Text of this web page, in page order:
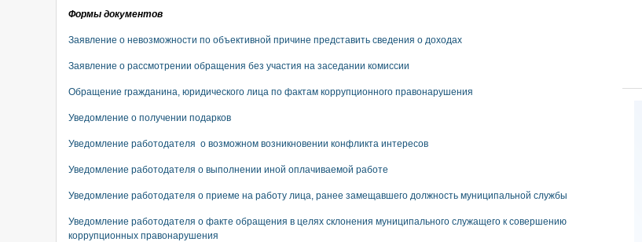
Формы документов
Заявление о невозможности по объективной причине представить сведения о доходах
Заявление о рассмотрении обращения без участия на заседании комиссии
Обращение гражданина, юридического лица по фактам коррупционного правонарушения
Уведомление о получении подарков
Уведомление работодателя о возможном возникновении конфликта интересов
Уведомление работодателя о выполнении иной оплачиваемой работе
Уведомление работодателя о приеме на работу лица, ранее замещавшего должность муниципальной службы
Уведомление работодателя о факте обращения в целях склонения муниципального служащего к совершению
коррупционных правонарушения